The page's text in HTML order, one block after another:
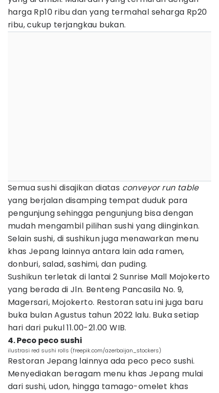
harga Rp10 ribu dan yang termahal seharga Rp20
ribu, cukup terjangkau bukan.
Semua sushi disajikan diatas conveyor run table
yang berjalan disamping tempat duduk para
pengunjung sehingga pengunjung bisa dengan
mudah mengambil pilihan sushi yang diinginkan.
Selain sushi, di sushikun juga menawarkan menu
khas Jepang lainnya antara lain ada ramen,
donburi, salad, sashimi, dan puding.
Sushikun terletak di lantai 2 Sunrise Mall Mojokerto
yang berada di Jln. Benteng Pancasila No. 9,
Magersari, Mojokerto. Restoran satu ini juga baru
buka bulan Agustus tahun 2022 lalu. Buka setiap
hari dari pukul 11.00-21.00 WIB.
4. Peco peco sushi
ilustrasi red sushi rolls (freepik.com/azerbaijan_stockers)
Restoran Jepang lainnya ada peco peco sushi.
Menyediakan beragam menu khas Jepang mulai
dari sushi, udon, hingga tamago-omelet khas